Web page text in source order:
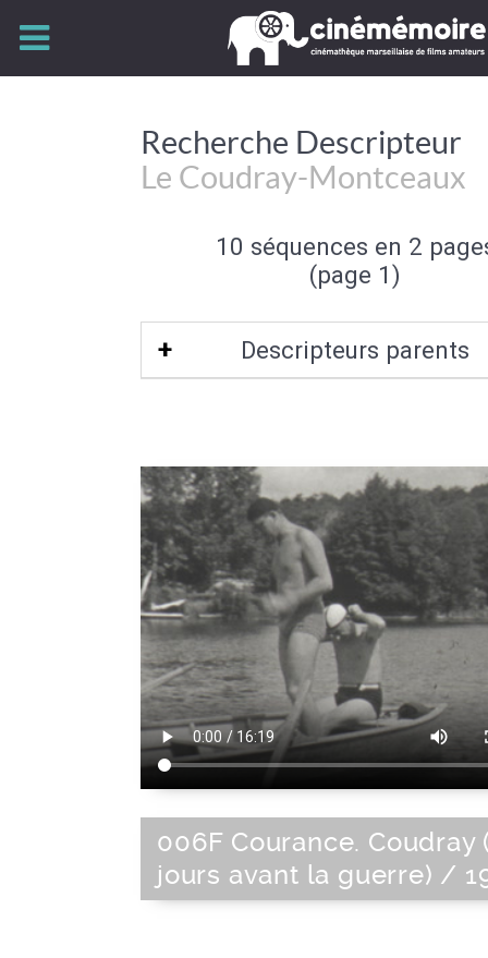
Recherche Descripteur
Le Coudray-Montceaux
10 séquences en 2
(page 1)
Descripteurs parents
l'Ouest|Union Européenne|
006F Courance. Coudray
jours avant la guerre) /